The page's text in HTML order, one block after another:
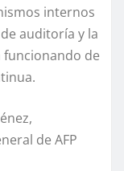
internos
auditoría y la
de
de AFP